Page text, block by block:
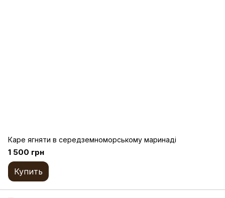
Каре ягняти в середземноморському маринаді
1 500 грн
Купить